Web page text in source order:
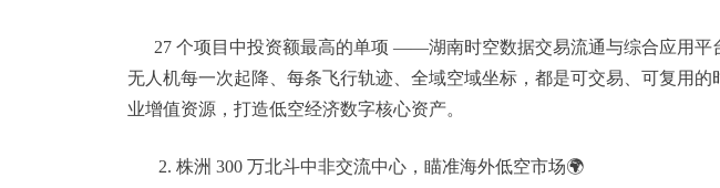
27 个项目中投资额最高的单项 ——湖南时空数据交易流通与综合应用平台
无人机每一次起降、每条飞行轨迹、全域空域坐标，都是可交易、可复用
业增值资源，打造低空经济数字核心资产。
2. 株洲 300 万北斗中非交流中心，瞄准海外低空市场🌍